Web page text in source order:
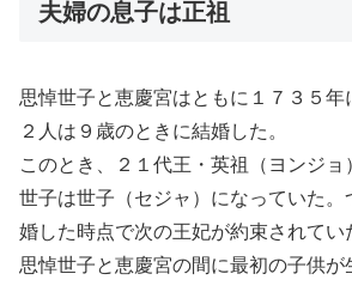
夫婦の息子は正祖
思悼世子と恵慶宮はともに１７３５年
２人は９歳のときに結婚した。
このとき、２１代王・英祖（ヨンジ
世子は世子（セジャ）になっていた。
婚した時点で次の王妃が約束されてい
思悼世子と恵慶宮の間に最初の子供が